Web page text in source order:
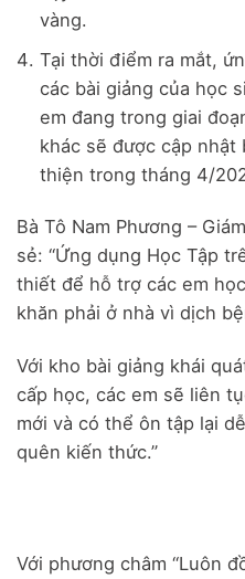
vàng.
Tại thời điểm ra mắt,
các bài giảng của học
em đang trong giai
khác sẽ được cập nhật
thiện trong tháng 4/
Bà Tô Nam Phương –
sẻ: “Ứng dụng Học Tập
thiết để hỗ trợ các em
khăn phải ở nhà vì dịch
Với kho bài giảng khái
cấp học, các em sẽ liên
mới và có thể ôn tập lại
quên kiến thức.”
Với phương châm “Luôn